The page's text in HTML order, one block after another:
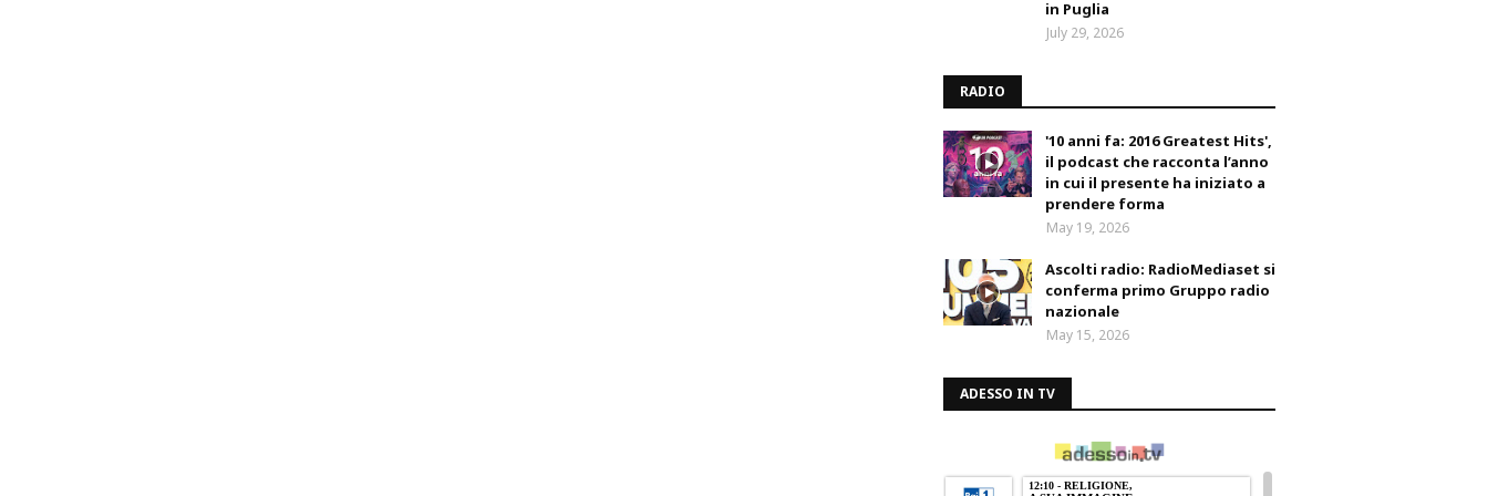
in Puglia
July 29, 2026
RADIO
'10 anni fa: 2016 Greatest Hits',
il podcast che racconta l’anno
in cui il presente ha iniziato a
prendere forma
May 19, 2026
Ascolti radio: RadioMediaset si
conferma primo Gruppo radio
nazionale
May 15, 2026
ADESSO IN TV